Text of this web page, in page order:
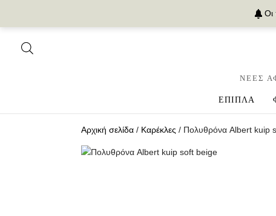
Οι
ΝΕΕΣ
ΕΠΙΠΛΑ
Αρχική σελίδα / Καρέκλες / Πολυθρόνα Albert kuip